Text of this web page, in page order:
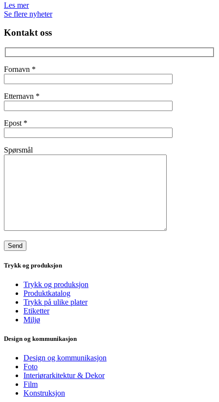
Les mer
Se flere nyheter
Kontakt oss
Fornavn *
Etternavn *
Epost *
Spørsmål
Trykk og produksjon
Trykk og produksjon
Produktkatalog
Trykk på ulike plater
Etiketter
Miljø
Design og kommunikasjon
Design og kommunikasjon
Foto
Interiørarkitektur & Dekor
Film
Konstruksjon